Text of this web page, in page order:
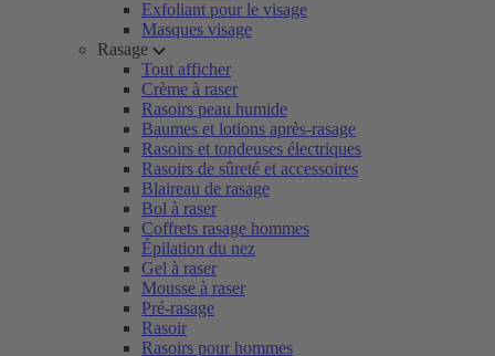
Exfoliant pour le visage
Masques visage
Rasage
Tout afficher
Crème à raser
Rasoirs peau humide
Baumes et lotions après-rasage
Rasoirs et tondeuses électriques
Rasoirs de sûreté et accessoires
Blaireau de rasage
Bol à raser
Coffrets rasage hommes
Épilation du nez
Gel à raser
Mousse à raser
Pré-rasage
Rasoir
Rasoirs pour hommes